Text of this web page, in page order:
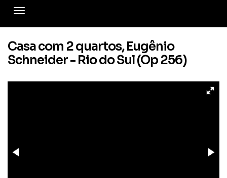
Casa com 2 quartos, Eugênio
Schneider - Rio do Sul (Op 256)